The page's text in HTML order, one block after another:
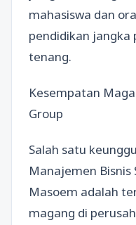
mahasiswa dan
pendidikan jangka
tenang.
Kesempatan
Group
Salah satu
Manajemen
Masoem adalah
magang di